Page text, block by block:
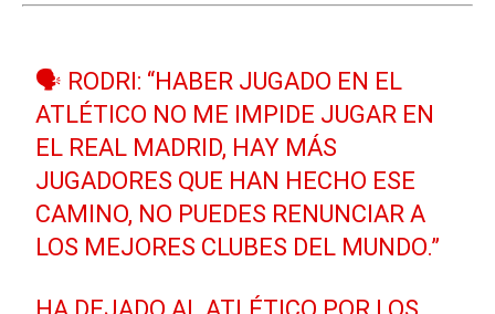
🗣️ RODRI: “HABER JUGADO EN EL
ATLÉTICO NO ME IMPIDE JUGAR EN
EL REAL MADRID, HAY MÁS
JUGADORES QUE HAN HECHO ESE
CAMINO, NO PUEDES RENUNCIAR A
LOS MEJORES CLUBES DEL MUNDO.”